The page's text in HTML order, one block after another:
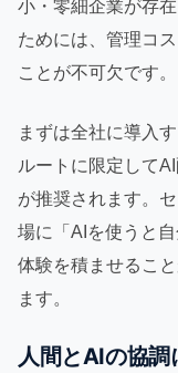
小・零細企業が存
ためには、管理コ
ことが不可欠です。
まずは全社に導入
ルートに限定して
が推奨されます。
場に「AIを使うと
体験を積ませるこ
ます。
人間とAIの協